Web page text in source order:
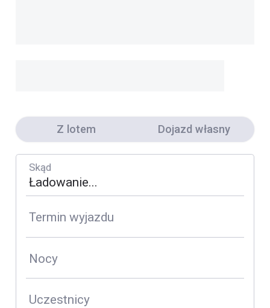
Z lotem Dojazd własny
Skąd
Termin wyjazdu
Nocy
Uczestnicy